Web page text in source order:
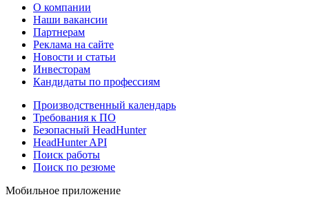
О компании
Наши вакансии
Партнерам
Реклама на сайте
Новости и статьи
Инвесторам
Кандидаты по профессиям
Производственный календарь
Требования к ПО
Безопасный HeadHunter
HeadHunter API
Поиск работы
Поиск по резюме
Мобильное приложение